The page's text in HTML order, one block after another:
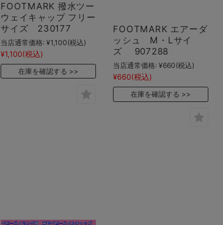
FOOTMARK 撥水ツー
ウェイキャップ フリー
サイズ 230177
当店通常価格: ¥1,100(税込)
¥1,100(税込)
在庫を確認する
FOOTMARK エアーダ
ッシュ M・Lサイ
ズ 907288
当店通常価格: ¥660(税込)
¥660(税込)
在庫を確認する